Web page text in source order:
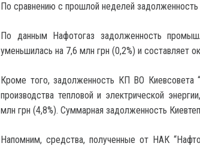
По сравнению с прошлой неделей
По данным Нафотогаз задолженность
уменьшилась на 7,6 млн грн (0,2%) и составляет
Кроме того, задолженность КП ВО Киевсовета
производства тепловой и электрической
млн грн (4,8%). Суммарная задолженность
Напомним, средства, полученные от НАК